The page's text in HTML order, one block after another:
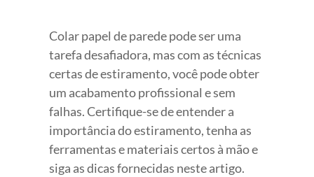
Colar papel de parede pode ser uma
tarefa desafiadora, mas com as técnicas
certas de estiramento, você pode obter
um acabamento profissional e sem
falhas. Certifique-se de entender a
importância do estiramento, tenha as
ferramentas e materiais certos à mão e
siga as dicas fornecidas neste artigo.